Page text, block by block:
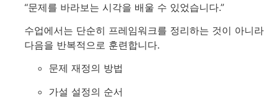
“문제를 바라보는 시각을 배울 수 있었습니다.”
수업에서는 단순히 프레임워크를 정리하는 것이 아니라
다음을 반복적으로 훈련합니다.
문제 재정의 방법
가설 설정의 순서